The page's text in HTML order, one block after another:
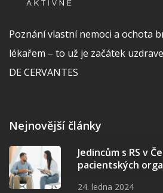
Poznání vlastní nemoci a ochota
lékařem – to už je začátek
DE CERVANTES
Nejnovější články
Jedincům s RS v
pacientských
24. ledna 2024